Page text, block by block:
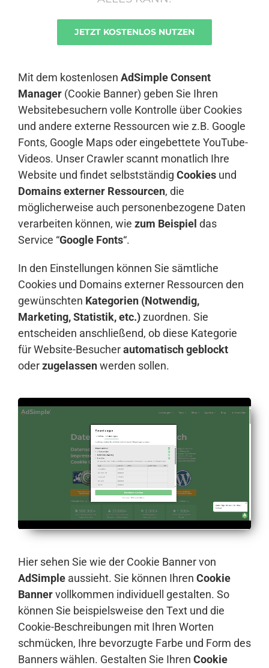
JETZT KOSTENLOS NUTZEN
Mit dem kostenlosen AdSimple Consent
Manager (Cookie Banner) geben Sie Ihren
Websitebesuchern volle Kontrolle über Cookies
und andere externe Ressourcen wie z.B. Google
Fonts, Google Maps oder eingebettete YouTube-
Videos. Unser Crawler scannt monatlich Ihre
Website und findet selbstständig Cookies und
Domains externer Ressourcen, die
möglicherweise auch personenbezogene Daten
verarbeiten können, wie zum Beispiel das
Service “Google Fonts“.
In den Einstellungen können Sie sämtliche
Cookies und Domains externer Ressourcen den
gewünschten Kategorien (Notwendig,
Marketing, Statistik, etc.)zuordnen. Sie
entscheiden anschließend, ob diese Kategorie
für Website-Besucherautomatisch geblockt
oderzugelassenwerden sollen.
Hier sehen Sie wie der Cookie Banner von
AdSimple aussieht. Sie können Ihren Cookie
Bannervollkommen individuell gestalten. So
können Sie beispielsweise den Text und die
Cookie-Beschreibungen mit Ihren Worten
schmücken, Ihre bevorzugte Farbe und Form des
Banners wählen. Gestalten Sie Ihren Cookie